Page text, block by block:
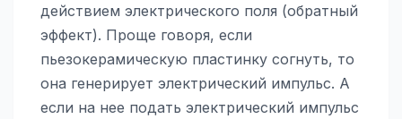
действием электрического поля (обратный
эффект). Проще говоря, если
пьезокерамическую пластинку согнуть, то
она генерирует электрический импульс. А
если на нее подать электрический импульс